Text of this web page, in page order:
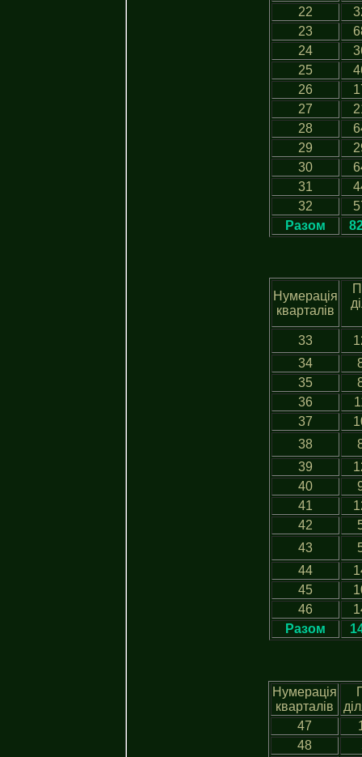
22
23
24
25
26
27
28
29
30
31
32
Разом
Нумерація
кварталів
33
34
35
36
37
38
39
40
41
42
43
44
45
46
Разом
Нумерація
кварталів
47
48